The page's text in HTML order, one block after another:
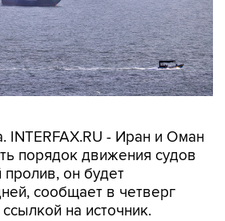
INTERFAX.RU - Иран и Оман
порядок движения судов
он будет
сообщает в четверг
на источник.